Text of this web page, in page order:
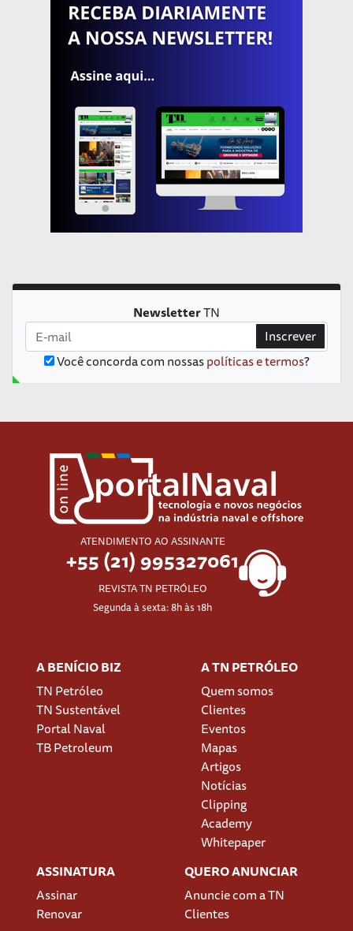
NewsletterTN
Você concorda com nossaspolíticas e termos?
Inscrever
ATENDIMENTO AO ASSINANTE
+55 (21) 995327061
REVISTA TN PETRÓLEO
Segunda à sexta: 8h às 18h
A BENÍCIO BIZ
TN Petróleo
TN Sustentável
Portal Naval
TB Petroleum
A TN PETRÓLEO
Quem somos
Clientes
Eventos
Mapas
Artigos
Notícias
Clipping
Academy
Whitepaper
ASSINATURA
Assinar
Renovar
QUERO ANUNCIAR
Anuncie com a TN
Clientes